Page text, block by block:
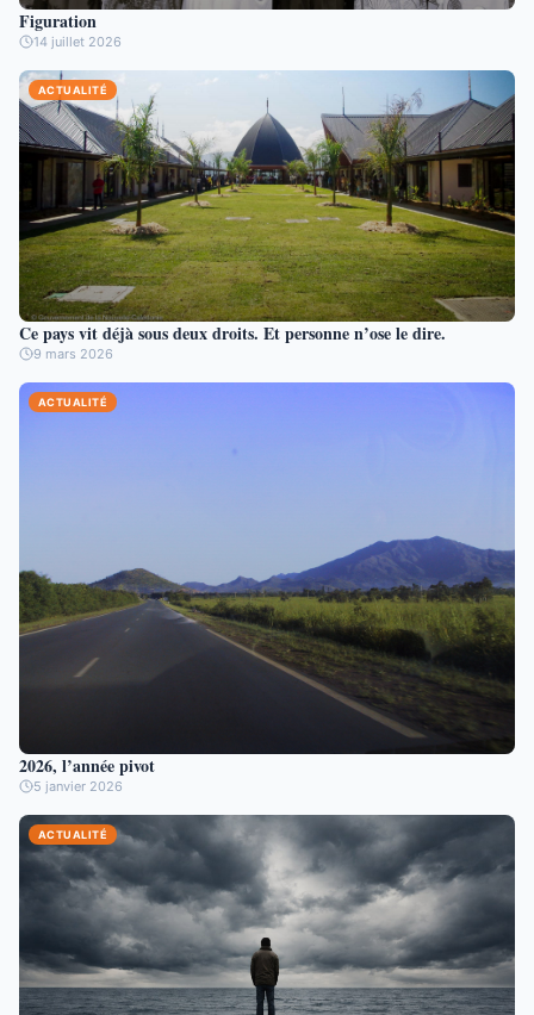
Figuration
14 juillet 2026
ACTUALITÉ
Ce pays vit déjà sous deux droits. Et personne n’ose le dire.
9 mars 2026
ACTUALITÉ
2026, l’année pivot
5 janvier 2026
ACTUALITÉ